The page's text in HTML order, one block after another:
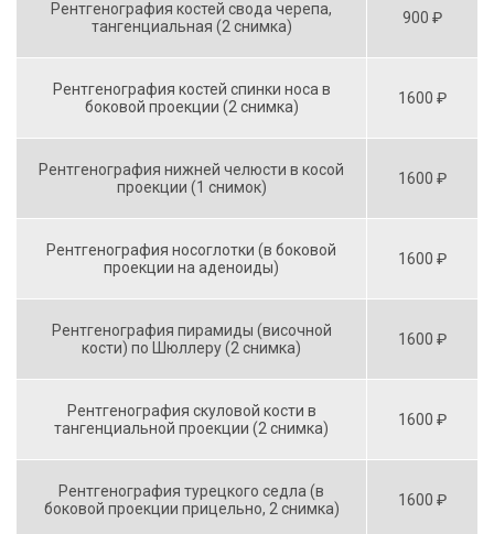
Рентгенография костей свода черепа,
тангенциальная (2 снимка)
900 ₽
Рентгенография костей спинки носа в
боковой проекции (2 снимка)
1600 ₽
Рентгенография нижней челюсти в косой
проекции (1 снимок)
1600 ₽
Рентгенография носоглотки (в боковой
проекции на аденоиды)
1600 ₽
Рентгенография пирамиды (височной
кости) по Шюллеру (2 снимка)
1600 ₽
Рентгенография скуловой кости в
тангенциальной проекции (2 снимка)
1600 ₽
Рентгенография турецкого седла (в
боковой проекции прицельно, 2 снимка)
1600 ₽